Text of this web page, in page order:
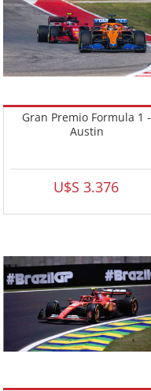
Gran Premio Formula 1 -
Austin
U$S 3.376